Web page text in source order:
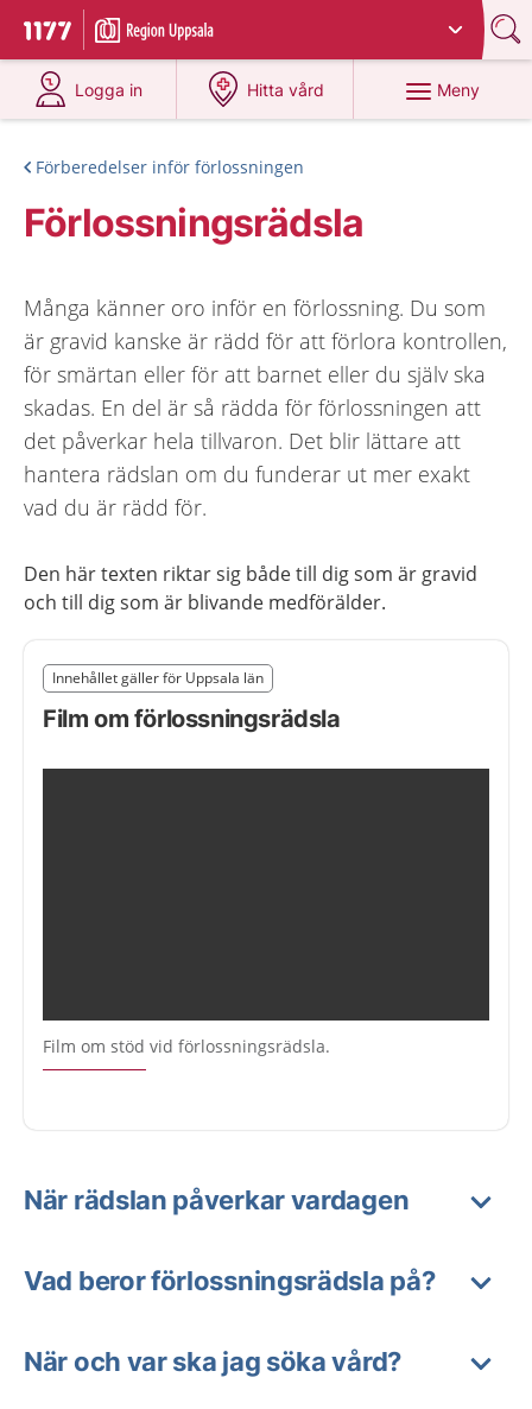
Till startsidan för 1177
Du har valt region
Logga in
på 1177.se
Hitta vård
på 1177.se
Meny
Förberedelser inför förlossningen
Förlossningsrädsla
Många känner oro inför en förlossning. Du som
är gravid kanske är rädd för att förlora kontrollen,
för smärtan eller för att barnet eller du själv ska
skadas. En del är så rädda för förlossningen att
det påverkar hela tillvaron. Det blir lättare att
hantera rädslan om du funderar ut mer exakt
vad du är rädd för.
Den här texten riktar sig både till dig som är gravid
och till dig som är blivande medförälder.
Nedan innehåll gäller region Uppsala län
Innehållet gäller för Uppsala län
Film om förlossningsrädsla
Film om stöd vid förlossningsrädsla.
Slut på det regionala tillägget från region Uppsala län
När rädslan påverkar vardagen
Vad beror förlossningsrädsla på?
När och var ska jag söka vård?